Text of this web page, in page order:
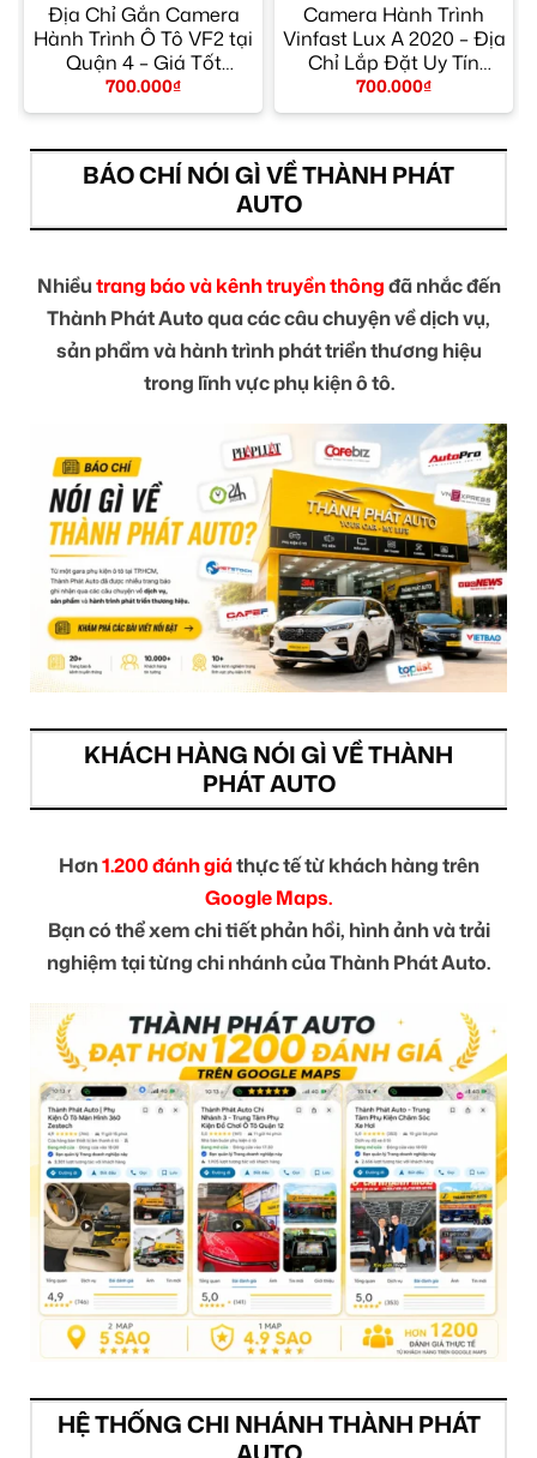
Địa Chỉ Gắn Camera
Hành Trình Ô Tô VF2 tại
Quận 4 – Giá Tốt
TPHCM
700.000₫
Camera Hành Trình
Vinfast Lux A 2020 – Địa
Chỉ Lắp Đặt Uy Tín
TPHCM
700.000₫
BÁO CHÍ NÓI GÌ VỀ THÀNH PHÁT
AUTO
Nhiềutrang báo và kênh truyền thôngđã nhắc đến
Thành Phát Auto qua các câu chuyện về dịch vụ,
sản phẩm và hành trình phát triển thương hiệu
trong lĩnh vực phụ kiện ô tô.
KHÁCH HÀNG NÓI GÌ VỀ THÀNH
PHÁT AUTO
Hơn1.200 đánh giáthực tế từ khách hàng trên
Google Maps.
Bạn có thể xem chi tiết phản hồi, hình ảnh và trải
nghiệm tại từng chi nhánh của Thành Phát Auto.
HỆ THỐNG CHI NHÁNH THÀNH PHÁT